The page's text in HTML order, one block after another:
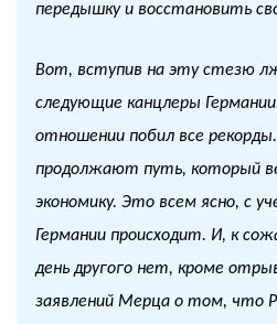
передышку и восстановить
Вот, вступив на эту стезю
следующие канцлеры
отношении побил все
продолжают путь, который
экономику. Это всем ясно, с
Германии происходит. И, к
день другого нет, кроме
заявлений Мерца о том, что